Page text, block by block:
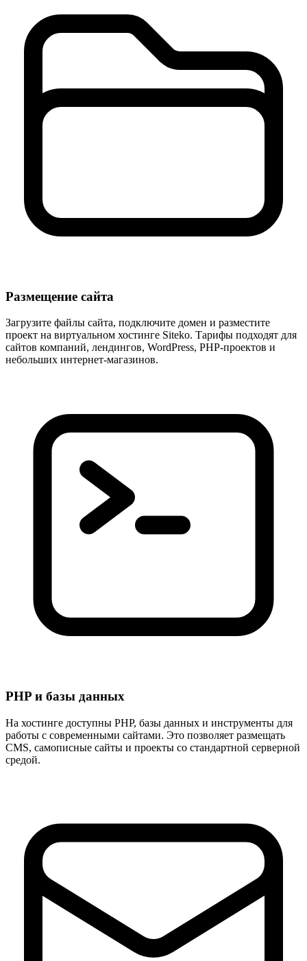
Размещение сайта
Загрузите файлы сайта, подключите домен и разместите
проект на виртуальном хостинге Siteko. Тарифы подходят для
сайтов компаний, лендингов, WordPress, PHP-проектов и
небольших интернет-магазинов.
PHP и базы данных
На хостинге доступны PHP, базы данных и инструменты для
работы с современными сайтами. Это позволяет размещать
CMS, самописные сайты и проекты со стандартной серверной
средой.